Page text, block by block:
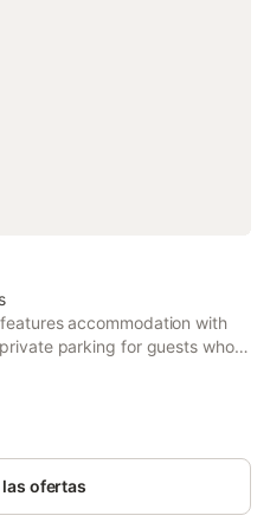
accommodation with
parking for guests who
is 42 km from Yumbo
ofertas